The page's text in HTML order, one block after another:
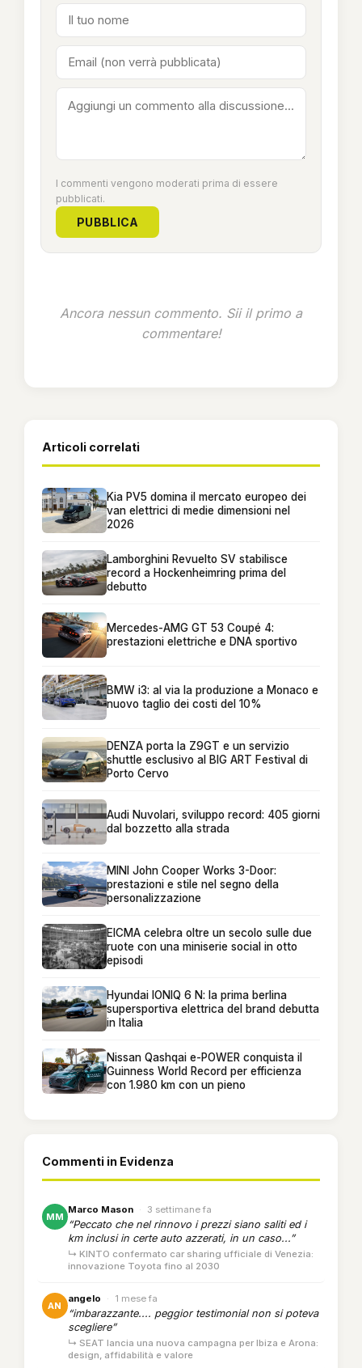
I commenti vengono moderati prima di essere
pubblicati.
PUBBLICA
Ancora nessun commento. Sii il primo a
commentare!
Articoli correlati
Kia PV5 domina il mercato europeo dei
van elettrici di medie dimensioni nel
2026
Lamborghini Revuelto SV stabilisce
record a Hockenheimring prima del
debutto
Mercedes-AMG GT 53 Coupé 4:
prestazioni elettriche e DNA sportivo
BMW i3: al via la produzione a Monaco e
nuovo taglio dei costi del 10%
DENZA porta la Z9GT e un servizio
shuttle esclusivo al BIG ART Festival di
Porto Cervo
Audi Nuvolari, sviluppo record: 405 giorni
dal bozzetto alla strada
MINI John Cooper Works 3-Door:
prestazioni e stile nel segno della
personalizzazione
EICMA celebra oltre un secolo sulle due
ruote con una miniserie social in otto
episodi
Hyundai IONIQ 6 N: la prima berlina
supersportiva elettrica del brand debutta
in Italia
Nissan Qashqai e-POWER conquista il
Guinness World Record per efficienza
con 1.980 km con un pieno
Commenti in Evidenza
MM
Marco Mason · 3 settimane fa
“Peccato che nel rinnovo i prezzi siano saliti ed i
km inclusi in certe auto azzerati, in un caso...”
↳ KINTO confermato car sharing ufficiale di Venezia:
innovazione Toyota fino al 2030
AN
angelo · 1 mese fa
“imbarazzante.... peggior testimonial non si poteva
scegliere”
↳ SEAT lancia una nuova campagna per Ibiza e Arona:
design, affidabilità e valore